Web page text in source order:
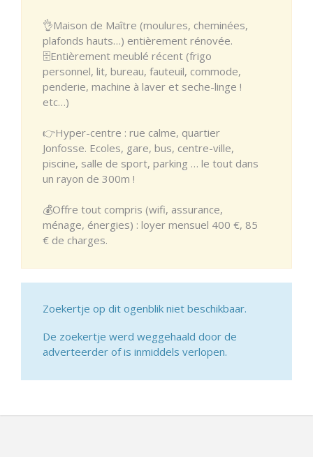
👌Maison de Maître (moulures, cheminées,
plafonds hauts…) entièrement rénovée.
🗄Entièrement meublé récent (frigo
personnel, lit, bureau, fauteuil, commode,
penderie, machine à laver et seche-linge !
etc…)
👉Hyper-centre : rue calme, quartier
Jonfosse. Ecoles, gare, bus, centre-ville,
piscine, salle de sport, parking … le tout dans
un rayon de 300m !
💰Offre tout compris (wifi, assurance,
ménage, énergies) : loyer mensuel 400 €, 85
€ de charges.
Zoekertje op dit ogenblik niet beschikbaar.
De zoekertje werd weggehaald door de
adverteerder of is inmiddels verlopen.